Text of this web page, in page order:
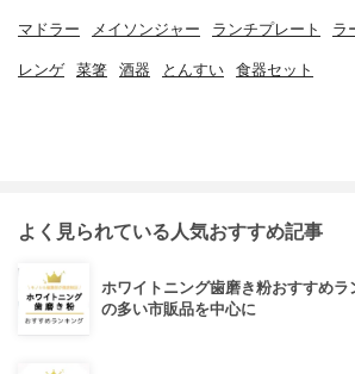
マドラー メイソンジャー ランチプレート ラ
レンゲ 菜箸 酒器 とんすい 食器セット
よく見られている人気おすすめ記事
ホワイトニング歯磨き粉おすすめラ
の多い市販品を中心に